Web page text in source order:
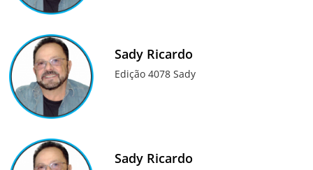
Sady Ricardo
Edição 4078 Sady
Sady Ricardo